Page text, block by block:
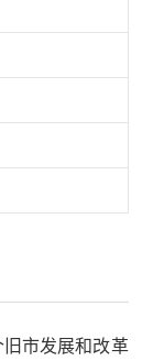
市发展和改革